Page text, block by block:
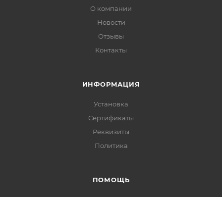
О компании
Новости
Отзывы
Контакты
ИНФОРМАЦИЯ
Установка
Сертификаты
Реквизиты
Политика
ПОМОЩЬ